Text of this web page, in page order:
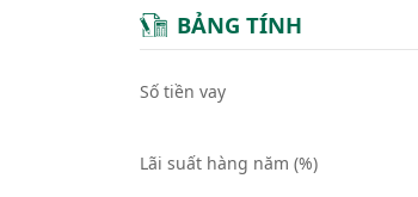
BẢNG TÍNH
Số tiền vay
Lãi suất hàng năm (%)